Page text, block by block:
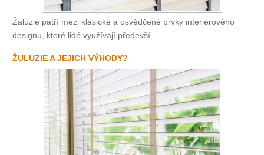
Žaluzie patří mezi klasické a osvědčené prvky interiérového
designu, které lidé využívají předevší...
ŽULUZIE A JEJICH VÝHODY?